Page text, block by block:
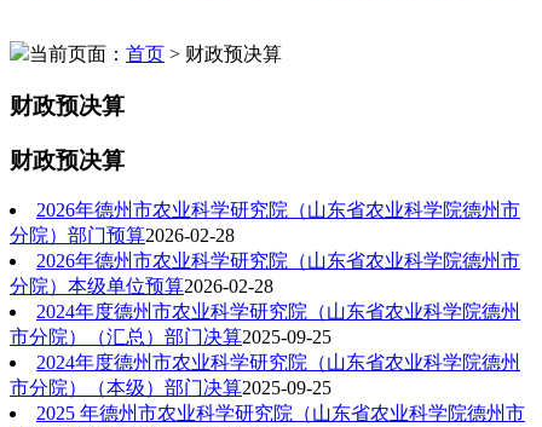
当前页面： 首页 > 财政预决算
财政预决算
财政预决算
2026年德州市农业科学研究院（山东省农业科学院德州市
分院）部门预算2026-02-28
2026年德州市农业科学研究院（山东省农业科学院德州市
分院）本级单位预算2026-02-28
2024年度德州市农业科学研究院（山东省农业科学院德州
市分院）（汇总）部门决算2025-09-25
2024年度德州市农业科学研究院（山东省农业科学院德州
市分院）（本级）部门决算2025-09-25
2025 年德州市农业科学研究院（山东省农业科学院德州市